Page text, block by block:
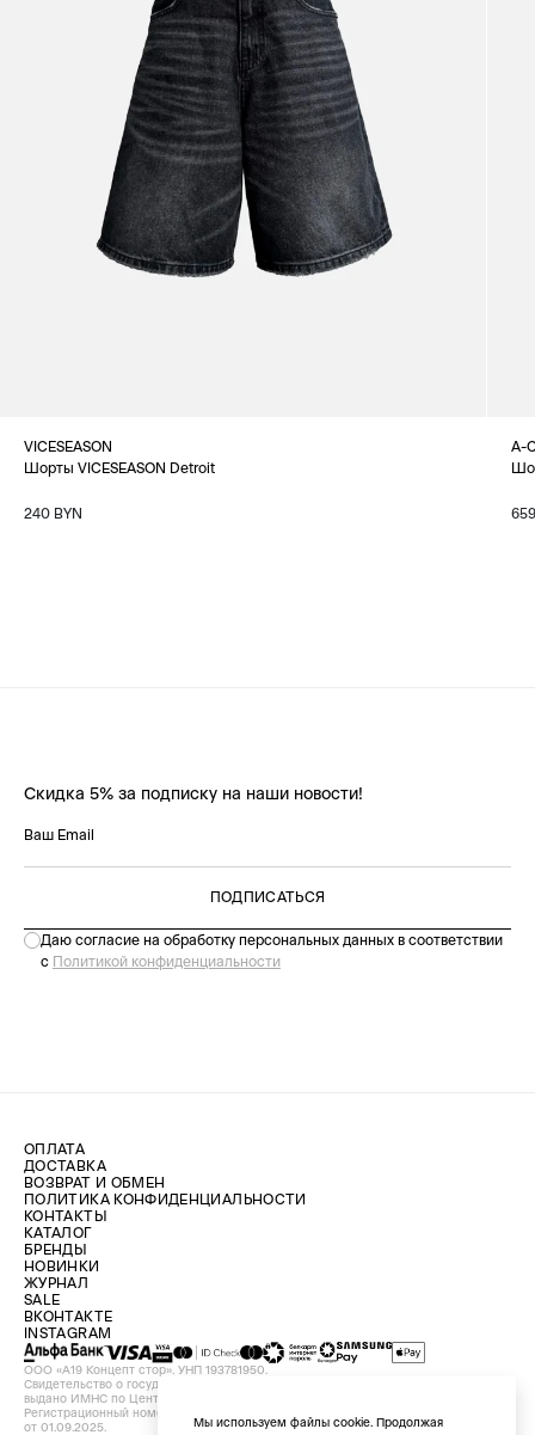
VICESEASON
Шорты VICESEASON Detroit
240 BYN
A-
Скидка 5% за подписку на наши новости!
ПОДПИСАТЬСЯ
Даю согласие на обработку персональных данных в соответствии
с Политикой конфиденциальности
ООО «А19 Концепт стор». УНП 193781950.
Свидетельство о государственной регистрации №193781950 от 09.08.2024,
выдано ИМНС по Центральному району г. Минска.
Регистрационный номер в Торговом реестре Республики Беларусь №756898
от 01.09.2025.
ОПЛАТА
ДОСТАВКА
ВОЗВРАТ И ОБМЕН
ПОЛИТИКА КОНФИДЕНЦИАЛЬНОСТИ
КОНТАКТЫ
ВКОНТАКТЕ
INSTAGRAM
КАТАЛОГ
БРЕНДЫ
НОВИНКИ
ЖУРНАЛ
SALE
Мы используем файлы cookie. Продолжая